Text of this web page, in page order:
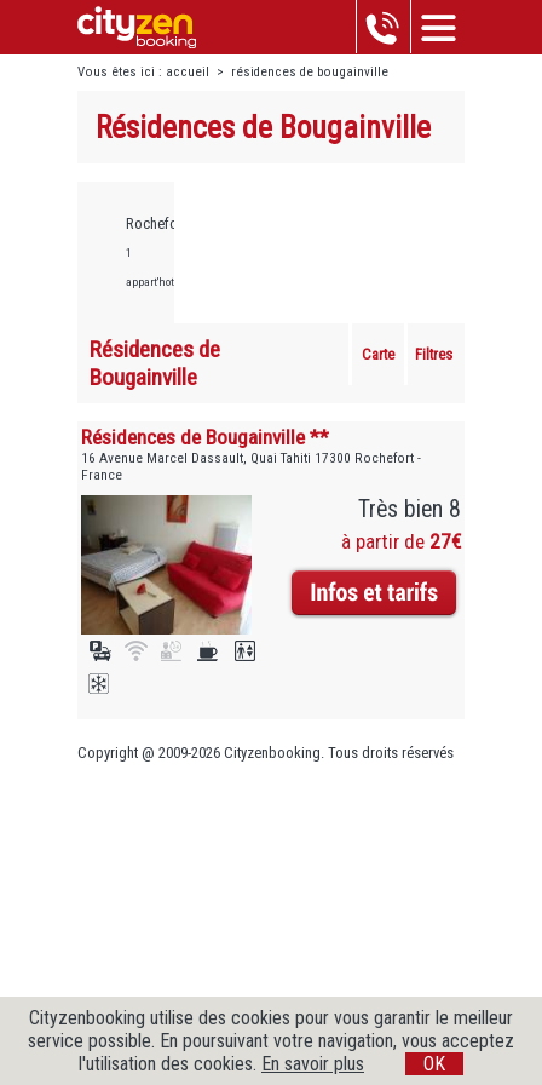
Vous êtes ici : accueil > résidences de bougainville
Résidences de Bougainville
Rochefort,
1
appart'hotels
Résidences de
Bougainville
Carte Filtres
Résidences de Bougainville **
16 Avenue Marcel Dassault, Quai Tahiti 17300 Rochefort -
France
Très bien 8
à partir de 27€
Copyright @ 2009-2026 Cityzenbooking. Tous droits réservés
Cityzenbooking utilise des cookies pour vous garantir le meilleur
service possible. En poursuivant votre navigation, vous acceptez
l'utilisation des cookies. En savoir plus OK